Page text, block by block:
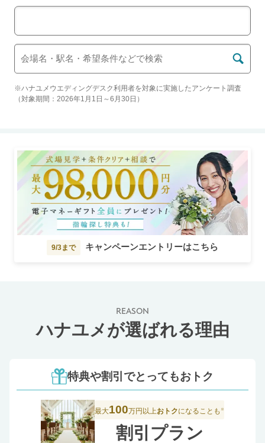
※ハナユメウエディングデスク利用者を対象に実施したアンケート調査
（対象期間：2026年1月1日～6月30日）
9/3まで キャンペーンエントリーはこちら
REASON
ハナユメが選ばれる理由
特典や割引でとってもおトク
最大100万円以上おトクになることも ※
割引プラン